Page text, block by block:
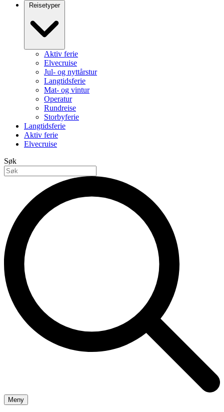
Reisetyper
Aktiv ferie
Elvecruise
Jul- og nyttårstur
Langtidsferie
Mat- og vintur
Operatur
Rundreise
Storbyferie
Langtidsferie
Aktiv ferie
Elvecruise
Søk
Meny